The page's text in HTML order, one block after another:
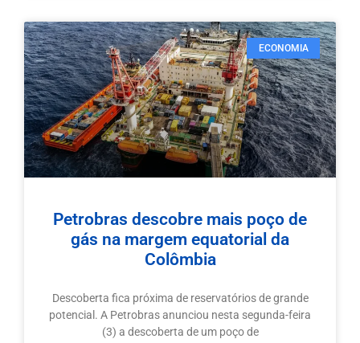
ECONOMIA
Petrobras descobre mais poço de
gás na margem equatorial da
Colômbia
Descoberta fica próxima de reservatórios de grande
potencial. A Petrobras anunciou nesta segunda-feira
(3) a descoberta de um poço de